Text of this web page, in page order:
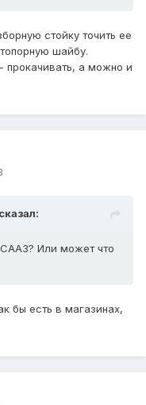
стойку точить ее
шайбу.
прокачивать, а можно и
Или может что
бы есть в магазинах,